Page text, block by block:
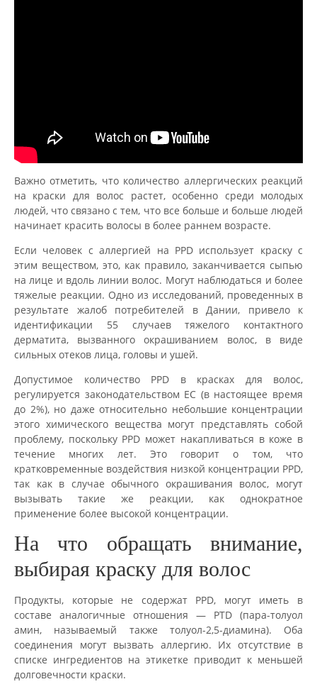
Важно отметить, что количество аллергических реакций
на краски для волос растет, особенно среди молодых
людей, что связано с тем, что все больше и больше людей
начинает красить волосы в более раннем возрасте.
Если человек с аллергией на PPD использует краску с
этим веществом, это, как правило, заканчивается сыпью
на лице и вдоль линии волос. Могут наблюдаться и более
тяжелые реакции. Одно из исследований, проведенных в
результате жалоб потребителей в Дании, привело к
идентификации 55 случаев тяжелого контактного
дерматита, вызванного окрашиванием волос, в виде
сильных отеков лица, головы и ушей.
Допустимое количество PPD в красках для волос,
регулируется законодательством ЕС (в настоящее время
до 2%), но даже относительно небольшие концентрации
этого химического вещества могут представлять собой
проблему, поскольку PPD может накапливаться в коже в
течение многих лет. Это говорит о том, что
кратковременные воздействия низкой концентрации PPD,
так как в случае обычного окрашивания волос, могут
вызывать такие же реакции, как однократное
применение более высокой концентрации.
На что обращать внимание,
выбирая краску для волос
Продукты, которые не содержат PPD, могут иметь в
составе аналогичные отношения — PTD (пара-толуол
амин, называемый также толуол-2,5-диамина). Оба
соединения могут вызвать аллергию. Их отсутствие в
списке ингредиентов на этикетке приводит к меньшей
долговечности краски.